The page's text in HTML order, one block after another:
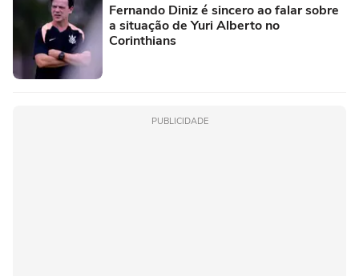
Fernando Diniz é sincero ao falar sobre
a situação de Yuri Alberto no
Corinthians
PUBLICIDADE